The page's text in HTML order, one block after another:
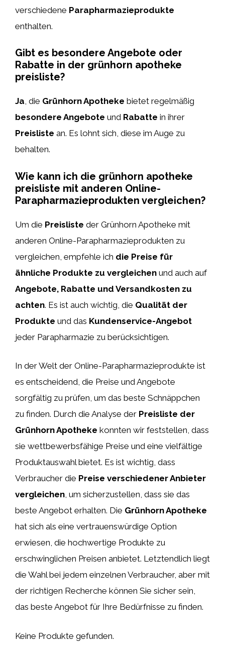
verschiedene Parapharmazieprodukte
enthalten.
Gibt es besondere Angebote oder
Rabatte in der grünhorn apotheke
preisliste?
Ja, die Grünhorn Apotheke bietet regelmäßig
besondere Angebote und Rabatte in ihrer
Preisliste an. Es lohnt sich, diese im Auge zu
behalten.
Wie kann ich die grünhorn apotheke
preisliste mit anderen Online-
Parapharmazieprodukten vergleichen?
Um die Preisliste der Grünhorn Apotheke mit
anderen Online-Parapharmazieprodukten zu
vergleichen, empfehle ich die Preise für
ähnliche Produkte zu vergleichen und auch auf
Angebote, Rabatte und Versandkosten zu
achten. Es ist auch wichtig, die Qualität der
Produkte und das Kundenservice-Angebot
jeder Parapharmazie zu berücksichtigen.
In der Welt der Online-Parapharmazieprodukte ist
es entscheidend, die Preise und Angebote
sorgfältig zu prüfen, um das beste Schnäppchen
zu finden. Durch die Analyse der Preisliste der
Grünhorn Apotheke konnten wir feststellen, dass
sie wettbewerbsfähige Preise und eine vielfältige
Produktauswahl bietet. Es ist wichtig, dass
Verbraucher die Preise verschiedener Anbieter
vergleichen, um sicherzustellen, dass sie das
beste Angebot erhalten. Die Grünhorn Apotheke
hat sich als eine vertrauenswürdige Option
erwiesen, die hochwertige Produkte zu
erschwinglichen Preisen anbietet. Letztendlich liegt
die Wahl bei jedem einzelnen Verbraucher, aber mit
der richtigen Recherche können Sie sicher sein,
das beste Angebot für Ihre Bedürfnisse zu finden.
Keine Produkte gefunden.